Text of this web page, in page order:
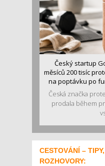
Český startup
měsíců 200 tisíc
na poptávku po
Česká značka
prodala během
CESTOVÁNÍ –
ROZHOVORY: